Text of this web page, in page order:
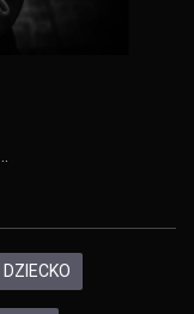
DZIECKO